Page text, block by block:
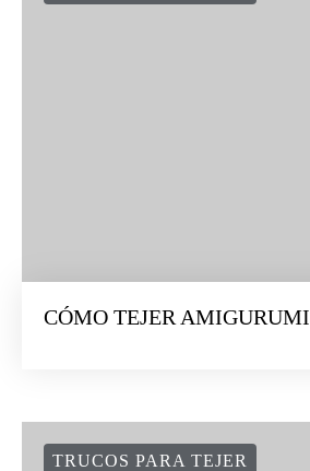
CÓMO TEJER AMIGURUMI
TRUCOS PARA TEJER